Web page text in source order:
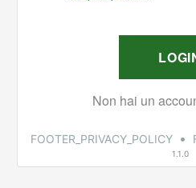
FOOTER_PRIVACY_POLICY •
1.1.0